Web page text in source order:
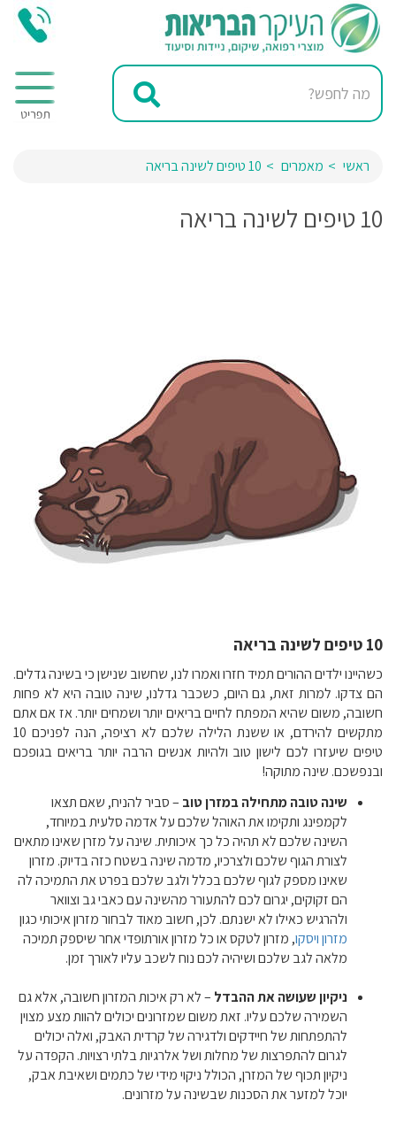
ראשי מאמרים 10 טיפים לשינה בריאה
10 טיפים לשינה בריאה
10 טיפים לשינה בריאה
כשהיינו ילדים ההורים תמיד חזרו ואמרו לנו, שחשוב שנישן כי בשינה גדלים.
הם צדקו. למרות זאת, גם היום, כשכבר גדלנו, שינה טובה היא לא פחות
חשובה, משום שהיא המפתח לחיים בריאים יותר ושמחים יותר. אז אם אתם
מתקשים להירדם, או ששנת הלילה שלכם לא רציפה, הנה לפניכם 10
טיפים שיעזרו לכם לישון טוב ולהיות אנשים הרבה יותר בריאים בגופכם
ובנפשכם. שינה מתוקה!
שינה טובה מתחילה במזרן טוב – סביר להניח, שאם תצאו
לקמפינג ותקימו את האוהל שלכם על אדמה סלעית במיוחד,
השינה שלכם לא תהיה כל כך איכותית. שינה על מזרן שאינו מתאים
לצורת הגוף שלכם ולצרכיו, מדמה שינה בשטח כזה בדיוק. מזרון
שאינו מספק לגוף שלכם בכלל ולגב שלכם בפרט את התמיכה לה
הם זקוקים, יגרום לכם להתעורר מהשינה עם כאבי גב וצוואר
ולהרגיש כאילו לא ישנתם. לכן, חשוב מאוד לבחור מזרון איכותי כגון
מזרון ויסקו, מזרון לטקס או כל מזרון אורתופדי אחר שיספק תמיכה
מלאה לגב שלכם ושיהיה לכם נוח לשכב עליו לאורך זמן.
ניקיון שעושה את ההבדל – לא רק איכות המזרון חשובה, אלא גם
השמירה שלכם עליו. זאת משום שמזרונים יכולים להוות מצע מצוין
להתפתחות של חיידקים ולדגירה של קרדית האבק, ואלה יכולים
לגרום להתפרצות של מחלות ושל אלרגיות בלתי רצויות. הקפדה על
ניקיון תכוף של המזרן, הכולל ניקוי מידי של כתמים ושאיבת אבק,
יוכל למזער את הסכנות שבשינה על מזרונים.